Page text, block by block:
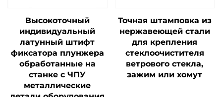
Высокоточный
индивидуальный
латунный штифт
фиксатора плунжера
обработанные на
станке с ЧПУ
металлические
Точная штамповка из
нержавеющей стали
для крепления
стеклоочистителя
ветрового стекла,
зажим или хомут